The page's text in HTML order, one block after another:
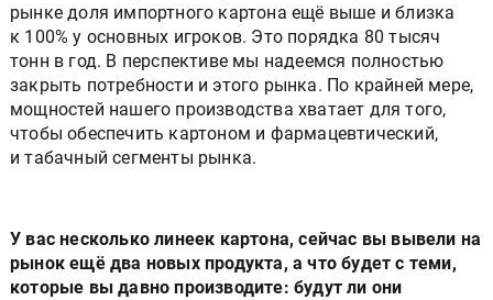
рынке доля импортного картона ещё выше и близка
к 100% у основных игроков. Это порядка 80 тысяч
тонн в год. В перспективе мы надеемся полностью
закрыть потребности и этого рынка. По крайней мере,
мощностей нашего производства хватает для того,
чтобы обеспечить картоном и фармацевтический,
и табачный сегменты рынка.
У вас несколько линеек картона, сейчас вы вывели на
рынок ещё два новых продукта, а что будет с теми,
которые вы давно производите: будут ли они